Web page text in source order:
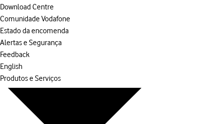
Download Centre
Comunidade Vodafone
Estado da encomenda
Alertas e Segurança
Feedback
English
Produtos e Serviços